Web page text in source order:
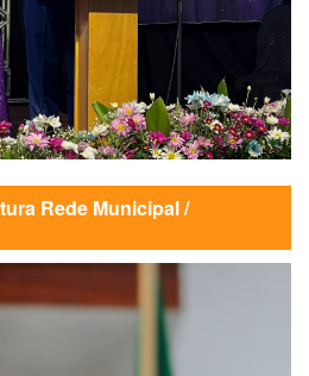
Rede Municipal /